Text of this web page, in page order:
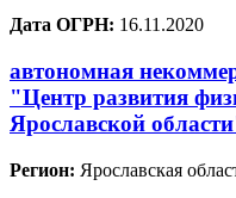
Дата ОГРН: 16.11.2020
автономная
"Центр развития
Ярославской
Регион: Ярославская